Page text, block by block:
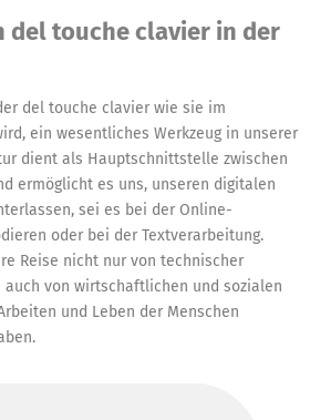
del touche clavier in der
del touche clavier wie sie im
ein wesentliches Werkzeug in unserer
dient als Hauptschnittstelle zwischen
ermöglicht es uns, unseren digitalen
sei es bei der Online-
oder bei der Textverarbeitung.
Reise nicht nur von technischer
auch von wirtschaftlichen und sozialen
und Leben der Menschen